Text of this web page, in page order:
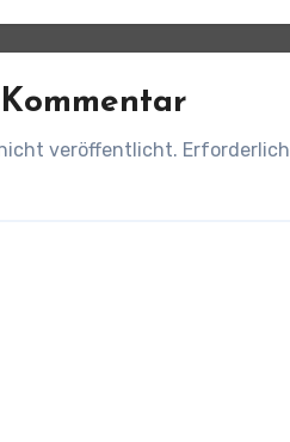
veröffentlicht.